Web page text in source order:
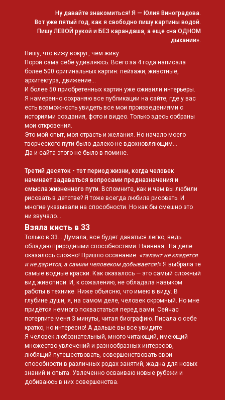
Ну давайте знакомиться! Я — Юлия Виноградова.
Вот уже пятый год, как я свободно пишу картины водой.
Пишу ЛЕВОЙ рукой и БЕЗ карандаша, а еще «на ОДНОМ
дыхании».
Пишу, что вижу вокруг, чем живу.
Порой сама себе удивляюсь. Всего за 4 года написала
более 500 оригинальных картин: пейзажи, животные,
архитектура, движение…
И более 50 приобретенных картин уже оживили интерьеры.
Я намеренно сохраняю все публикации на сайте, где у вас
есть возможность увидеть все мои произведениями с
историями создания, фото и видео. Только здесь собраны
мои откровения.
Это мой опыт, моя страсть и желания. Но начало моего
творческого пути было далеко не вдохновляющим…
Да и сайта этого не было в помине.
Только в 33… Думала, все будет даваться легко, ведь
обладаю природными способностями. Наивная…На деле
оказалось сложно! Пришло осознание: «талант не кладется
и не дарится, а самим человеком добывается!» Я выбрала те
самые водные краски. Как оказалось — это самый сложный
вид живописи. И, к сожалению, не обладала навыком
работы в технике. Ниже объясню, что имею в виду. В
глубине души, я, на самом деле, человек скромный. Но мне
придётся немного похвастаться перед вами. Сейчас
потерпите меня 3 минуты, читая биографию. Писала о себе
кратко, но интересно! А дальше вы все увидите.
Я человек любознательный, много читающий, имеющий
множество увлечений и разнообразных интересов,
любящий путешествовать, совершенствовать свои
способности в различных родах занятий, жадна для новых
знаний и опыта. Увлеченно осваиваю новые рубежи и
добиваюсь в них совершенства.
Третий десяток - тот период жизни, когда человек
начинает задаваться вопросами предназначения и
смысла жизненного пути. Вспомните, как и чем вы любили
рисовать в детстве? Я тоже всегда любила рисовать. И
многие указывали на способности. Но как бы смешно это
ни звучало…
Взяла кисть в 33